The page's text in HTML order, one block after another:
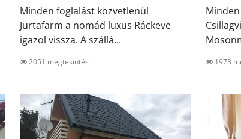
Minden foglalást közvetlenül
Jurtafarm a nomád luxus Ráckeve
igazol vissza. A szállá...
2051 megtekintés 1973